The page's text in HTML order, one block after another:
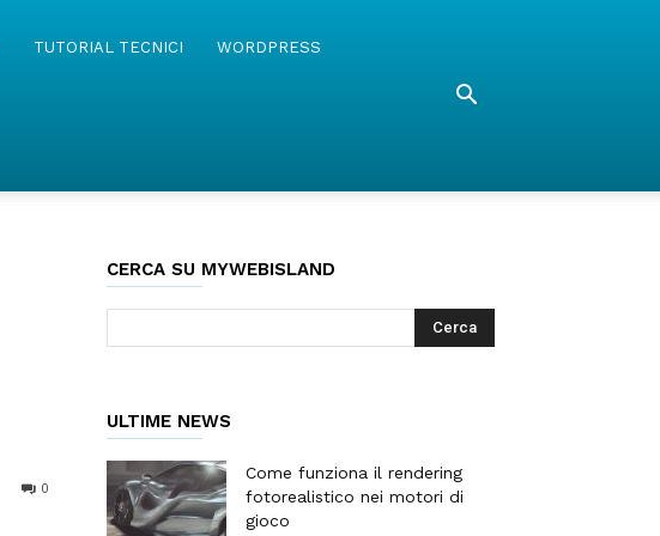
TUTORIAL TECNICI WORDPRESS
0
CERCA SU MYWEBISLAND
ULTIME NEWS
Come funziona il rendering
fotorealistico nei motori di
gioco